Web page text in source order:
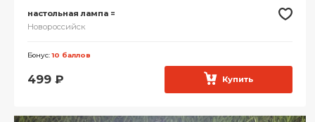
настольная лампа =
Новороссийск
Бонус:10 баллов
499 ₽ Купить